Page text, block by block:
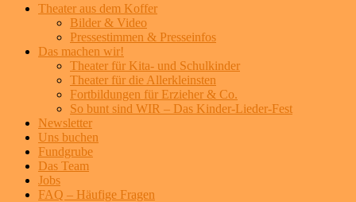
Theater aus dem Koffer
Bilder & Video
Pressestimmen & Presseinfos
Das machen wir!
Theater für Kita- und Schulkinder
Theater für die Allerkleinsten
Fortbildungen für Erzieher & Co.
So bunt sind WIR – Das Kinder-Lieder-Fest
Newsletter
Uns buchen
Fundgrube
Das Team
Jobs
FAQ – Häufige Fragen